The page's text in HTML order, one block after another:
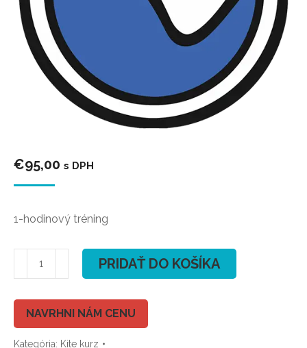
€95,00 s DPH
1-hodinový tréning
"FLEX"
PRIDAŤ DO KOŠÍKA
NAVRHNI NÁM CENU
Kategória: Kite kurz